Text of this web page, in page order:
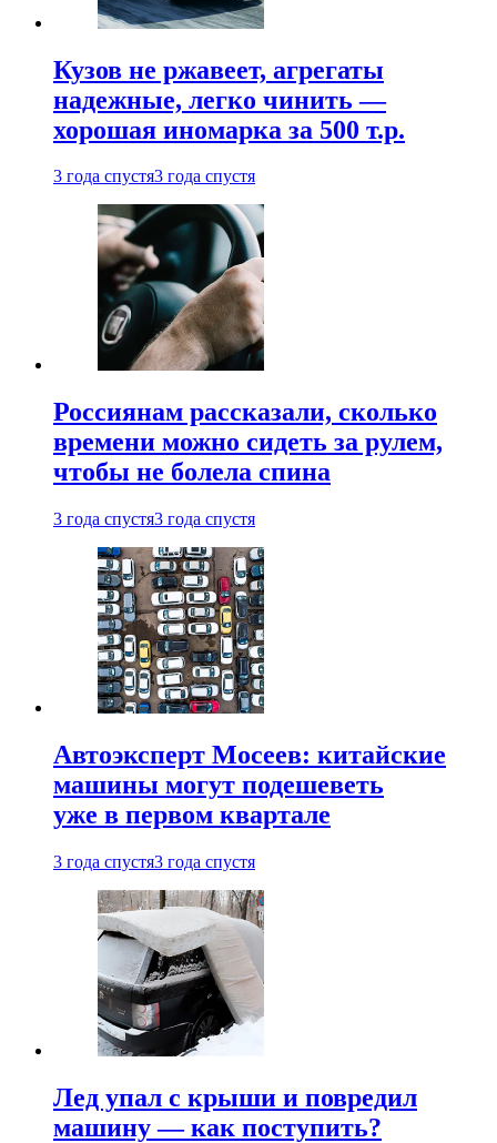
Кузов не ржавеет, агрегаты
надежные, легко чинить —
хорошая иномарка за 500 т.р.
3 года спустя3 года спустя
Россиянам рассказали, сколько
времени можно сидеть за рулем,
чтобы не болела спина
3 года спустя3 года спустя
Автоэксперт Мосеев: китайские
машины могут подешеветь
уже в первом квартале
3 года спустя3 года спустя
Лед упал с крыши и повредил
машину — как поступить?